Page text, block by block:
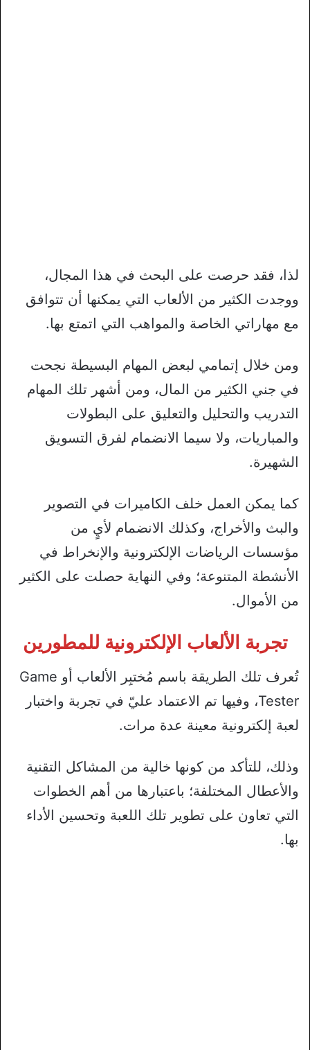
لذا، فقد حرصت على البحث في هذا المجال،
ووجدت الكثير من الألعاب التي يمكنها أن تتوافق
مع مهاراتي الخاصة والمواهب التي اتمتع بها.
ومن خلال إتمامي لبعض المهام البسيطة نجحت
في جني الكثير من المال، ومن أشهر تلك المهام
التدريب والتحليل والتعليق على البطولات
والمباريات، ولا سيما الانضمام لفرق التسويق
الشهيرة.
كما يمكن العمل خلف الكاميرات في التصوير
والبث والأخراج، وكذلك الانضمام لأيٍ من
مؤسسات الرياضات الإلكترونية والإنخراط في
الأنشطة المتنوعة؛ وفي النهاية حصلت على الكثير
من الأموال.
تجربة الألعاب الإلكترونية للمطورين
تُعرف تلك الطريقة باسم مُختبِر الألعاب أو Game
Tester، وفيها تم الاعتماد عليّ في تجربة واختبار
لعبة إلكترونية معينة عدة مرات.
وذلك، للتأكد من كونها خالية من المشاكل التقنية
والأعطال المختلفة؛ باعتبارها من أهم الخطوات
التي تعاون على تطوير تلك اللعبة وتحسين الأداء
بها.